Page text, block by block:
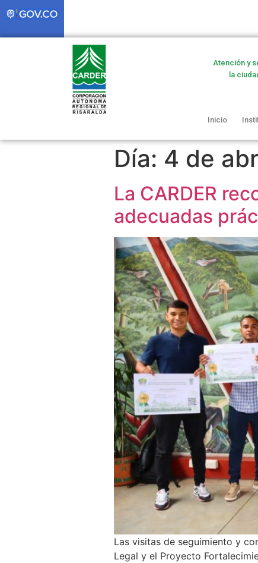
Atención y
la
Inicio
Día: 4 de
La CARDER
adecuadas
Las visitas de seguimiento y
Legal y el Proyecto